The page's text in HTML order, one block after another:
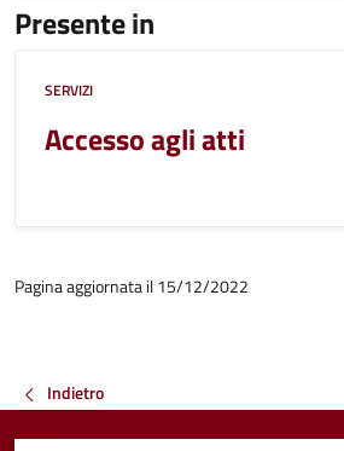
Presente in
SERVIZI
Accesso agli atti
Pagina aggiornata il 15/12/2022
Indietro